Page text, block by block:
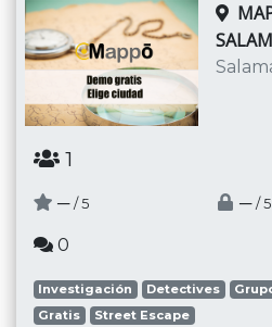
1
─ / 5 ─ / 5
0
Investigación Detectives
Gratis
Street Escape